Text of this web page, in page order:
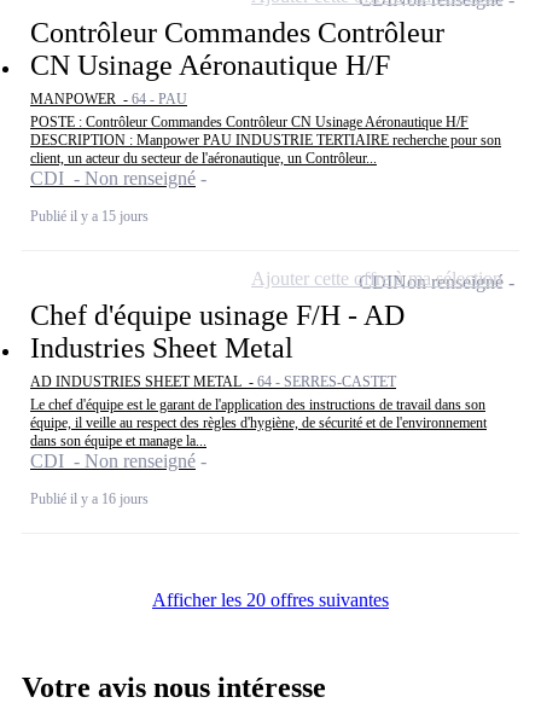
Contrôleur Commandes Contrôleur
CN Usinage Aéronautique H/F
MANPOWER - 64 - PAU
POSTE : Contrôleur Commandes Contrôleur CN Usinage Aéronautique H/F
DESCRIPTION : Manpower PAU INDUSTRIE TERTIAIRE recherche pour son
client, un acteur du secteur de l'aéronautique, un Contrôleur...
CDI - Non renseigné
Publié il y a 15 jours
Chef d'équipe usinage F/H - AD
Industries Sheet Metal
AD INDUSTRIES SHEET METAL - 64 - SERRES-CASTET
Le chef d'équipe est le garant de l'application des instructions de travail dans son
équipe, il veille au respect des règles d'hygiène, de sécurité et de l'environnement
dans son équipe et manage la...
CDI - Non renseigné
Publié il y a 16 jours
CDINon renseigné
Ajouter cette offre à ma sélection
Afficher les 20 offres suivantes
Votre avis nous intéresse